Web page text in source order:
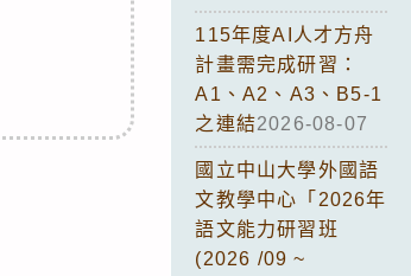
115年度AI人才方舟
計畫需完成研習：
A1、A2、A3、B5-1
之連結2026-08-07
國立中山大學外國語
文教學中心「2026年
語文能力研習班
(2026 /09 ~